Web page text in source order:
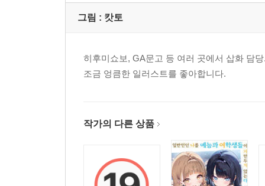
그림 : 캇토
히후미쇼보, GA문고 등 여러 곳에서 삽화 담
조금 엉큼한 일러스트를 좋아합니다.
작가의 다른 상품